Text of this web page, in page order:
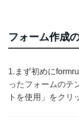
フォーム作成
1.まず初めに
ったフォームのテ
トを使用」をクリ